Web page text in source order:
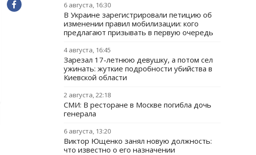
6 августа, 16:30
В Украине зарегистрировали петицию об
изменении правил мобилизации: кого
предлагают призывать в первую очередь
4 августа, 16:45
Зарезал 17-летнюю девушку, а потом сел
ужинать: жуткие подробности убийства в
Киевской области
2 августа, 22:18
СМИ: В ресторане в Москве погибла дочь
генерала
6 августа, 13:20
Виктор Ющенко занял новую должность:
что известно о его назначении